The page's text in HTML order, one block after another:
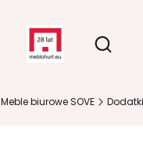
Otwórz
Meble biurowe SOVE